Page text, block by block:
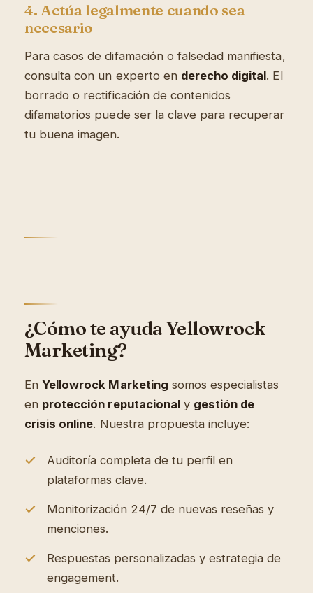
4. Actúa legalmente cuando sea
necesario
Para casos de difamación o falsedad manifiesta,
consulta con un experto en derecho digital. El
borrado o rectificación de contenidos
difamatorios puede ser la clave para recuperar
tu buena imagen.
¿Cómo te ayuda Yellowrock
Marketing?
EnYellowrock Marketing somos especialistas
en protección reputacionaly gestión de
crisis online. Nuestra propuesta incluye:
Auditoría completa de tu perfil en
plataformas clave.
Monitorización 24/7 de nuevas reseñas y
menciones.
Respuestas personalizadas y estrategia de
engagement.